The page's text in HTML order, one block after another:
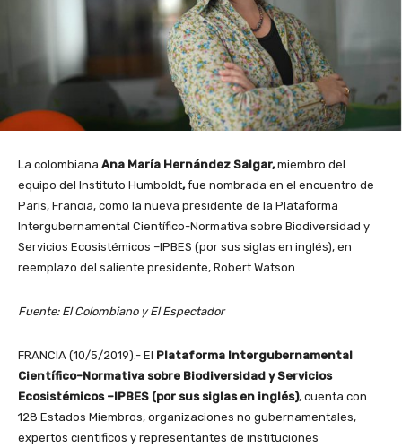
La colombiana Ana María Hernández Salgar,miembro del
equipo del Instituto Humboldt,fue nombrada en el encuentro de
París, Francia, como la nueva presidente de la Plataforma
Intergubernamental Científico-Normativa sobre Biodiversidad y
Servicios Ecosistémicos –IPBES (por sus siglas en inglés), en
reemplazo del saliente presidente, Robert Watson.
Fuente: El Colombiano y El Espectador
FRANCIA (10/5/2019).- El Plataforma Intergubernamental
Científico-Normativa sobre Biodiversidad y Servicios
Ecosistémicos –IPBES (por sus siglas en inglés), cuenta con
128 Estados Miembros, organizaciones no gubernamentales,
expertos científicos y representantes de instituciones